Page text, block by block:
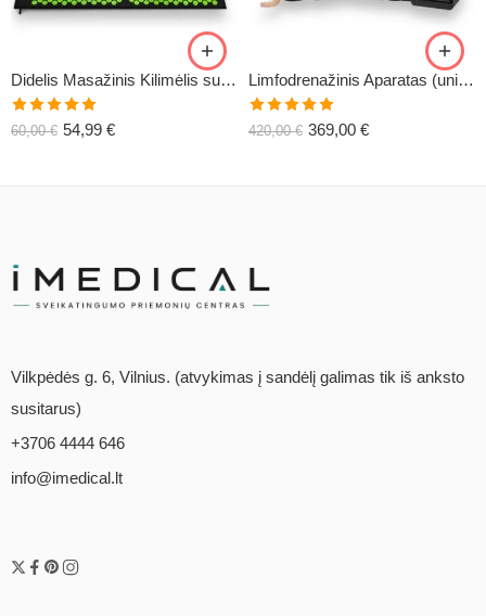
Didelis Masažinis Kilimėlis su Pagalve XL-CLASSIC1
Įvertinimas:
5.00
60,00€ 54,99 €
Limfodrenažinis Aparatas (universalus) C6
Įvertinimas:
5.00
420,00€ 369,00 €
Vilkpėdės g. 6, Vilnius. (atvykimas į sandėlį galimas tik iš anksto
susitarus)
+3706 4444 646
info@imedical.lt